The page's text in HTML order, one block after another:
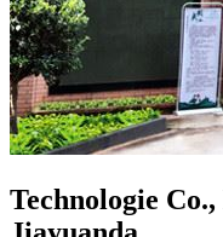
Technologie